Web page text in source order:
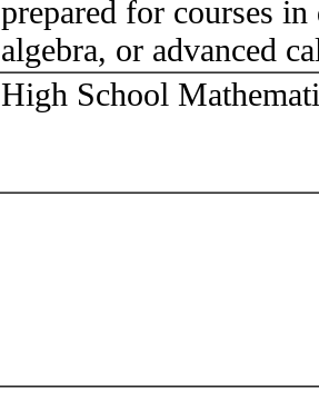
prepared for courses
algebra, or advanced
High School